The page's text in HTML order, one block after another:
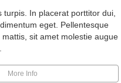
turpis. In placerat porttitor dui,
eget. Pellentesque
sit amet molestie augue
More Info